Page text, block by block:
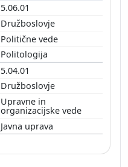
5.06.01
Družboslovje
Politične vede
Politologija
5.04.01
Družboslovje
Upravne in
organizacijske vede
Javna uprava